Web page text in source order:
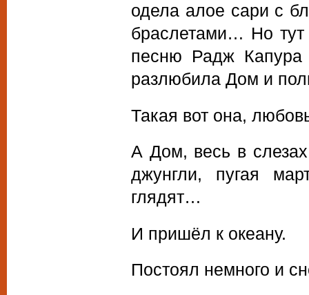
одела алое сари с
браслетами… Но
песню Радж
разлюбила Дом и
Такая вот она,
А Дом, весь в
джунгли, пугая
глядят…
И пришёл к океану.
Постоял немного и